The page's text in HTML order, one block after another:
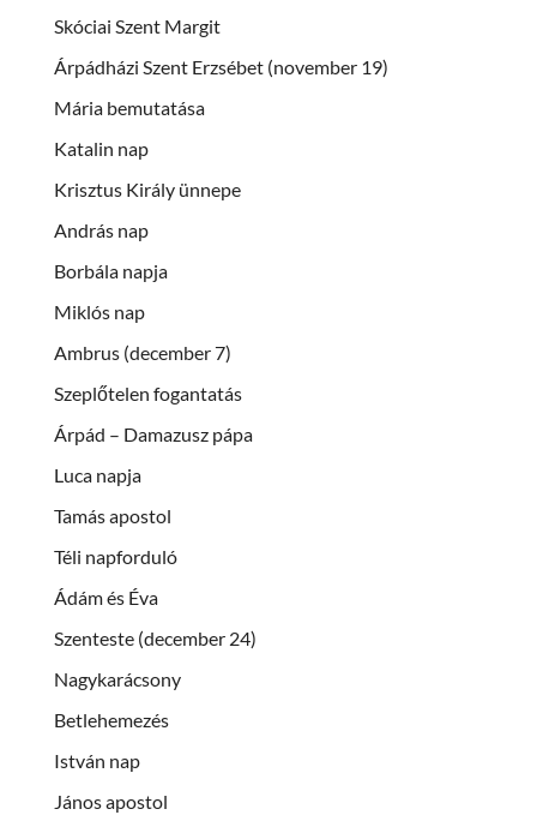
Skóciai Szent Margit
Árpádházi Szent Erzsébet (november 19)
Mária bemutatása
Katalin nap
Krisztus Király ünnepe
András nap
Borbála napja
Miklós nap
Ambrus (december 7)
Szeplőtelen fogantatás
Árpád – Damazusz pápa
Luca napja
Tamás apostol
Téli napforduló
Ádám és Éva
Szenteste (december 24)
Nagykarácsony
Betlehemezés
István nap
János apostol